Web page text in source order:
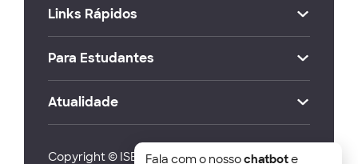
Links Rápidos
Para Estudantes
Atualidade
Copyright © ISEG Lisbon School of Economics
Fala com o nossochatbote